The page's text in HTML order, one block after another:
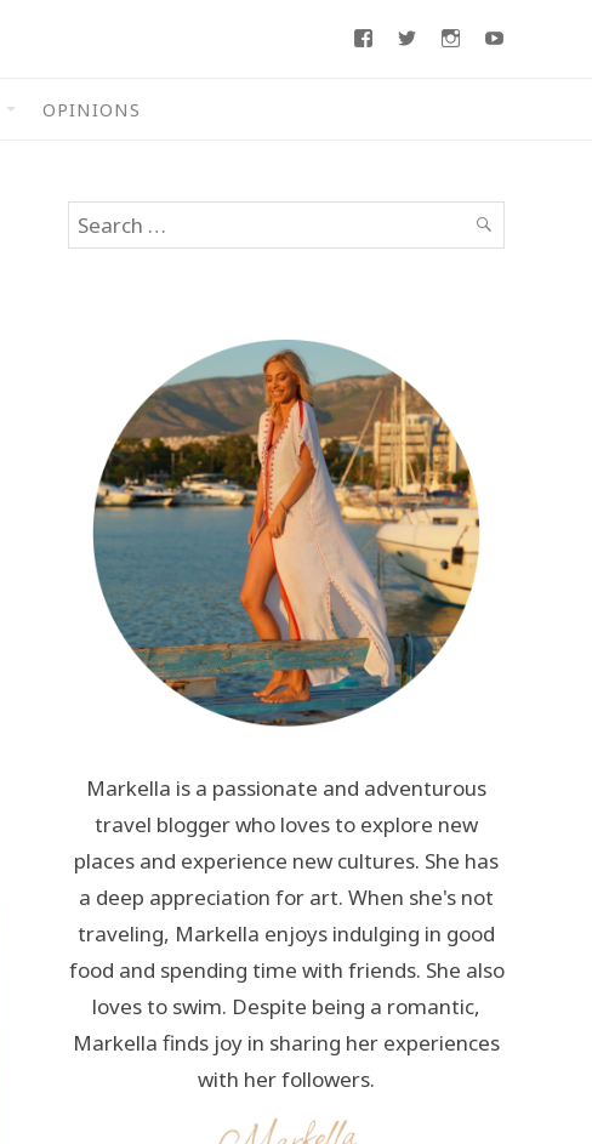
FacebookTwitterInstagram
OPINIONS
Search
for:
SEARCH
Markella is a passionate and adventurous
travel blogger who loves to explore new
places and experience new cultures. She has
a deep appreciation for art. When she's not
traveling, Markella enjoys indulging in good
food and spending time with friends. She also
loves to swim. Despite being a romantic,
Markella finds joy in sharing her experiences
with her followers.